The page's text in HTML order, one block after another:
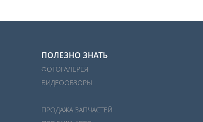
ПОЛЕЗНО ЗНАТЬ
ФОТОГАЛЕРЕЯ
ВИДЕООБЗОРЫ
ПРОДАЖА ЗАПЧАСТЕЙ